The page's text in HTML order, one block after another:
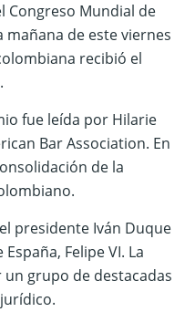
Congreso Mundial de
mañana de este viernes
recibió el
fue leída por Hilarie
Bar Association. En
de la
presidente Iván Duque
Felipe VI. La
grupo de destacadas